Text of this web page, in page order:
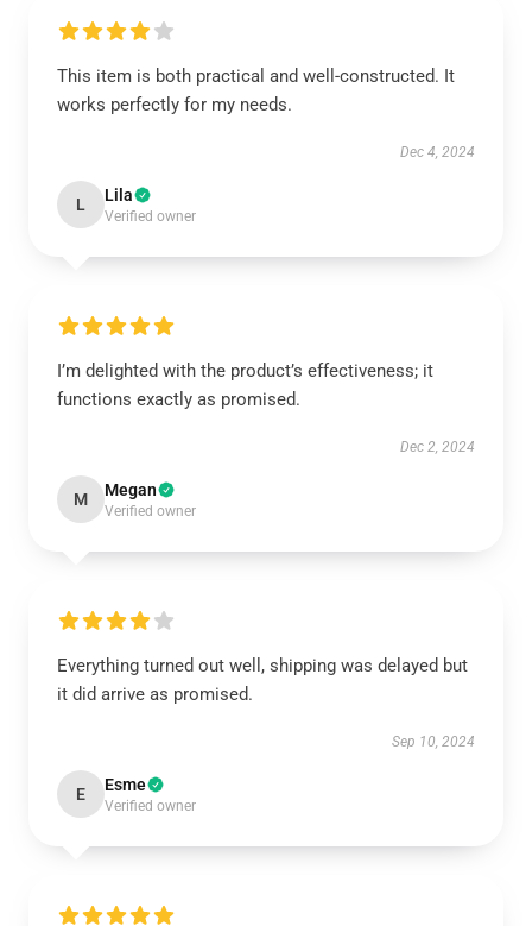
This item is both practical and well-constructed. It
works perfectly for my needs.
Dec 4, 2024
L Lila
Verified owner
I’m delighted with the product’s effectiveness; it
functions exactly as promised.
Dec 2, 2024
M Megan
Verified owner
Everything turned out well, shipping was delayed but
it did arrive as promised.
Sep 10, 2024
E Esme
Verified owner